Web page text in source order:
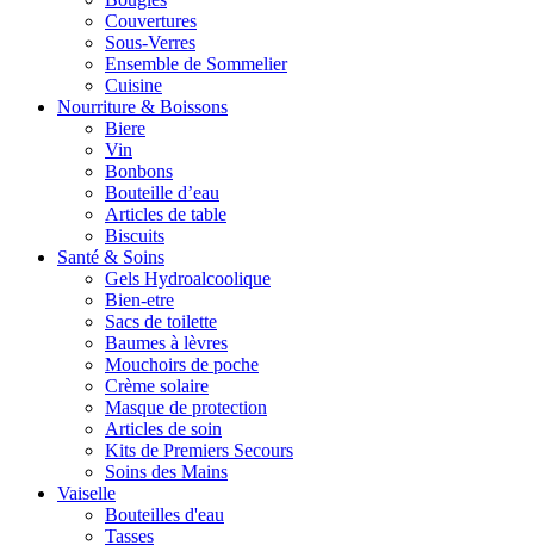
Couvertures
Sous-Verres
Ensemble de Sommelier
Cuisine
Nourriture & Boissons
Biere
Vin
Bonbons
Bouteille d’eau
Articles de table
Biscuits
Santé & Soins
Gels Hydroalcoolique
Bien-etre
Sacs de toilette
Baumes à lèvres
Mouchoirs de poche
Crème solaire
Masque de protection
Articles de soin
Kits de Premiers Secours
Soins des Mains
Vaiselle
Bouteilles d'eau
Tasses